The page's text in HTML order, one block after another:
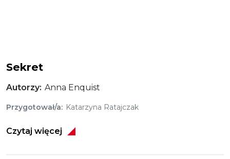
Sekret
Autorzy Anna Enquist
Przygotował/a Katarzyna Ratajczak
Czytaj więcej